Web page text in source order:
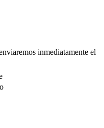
inmediatamente el